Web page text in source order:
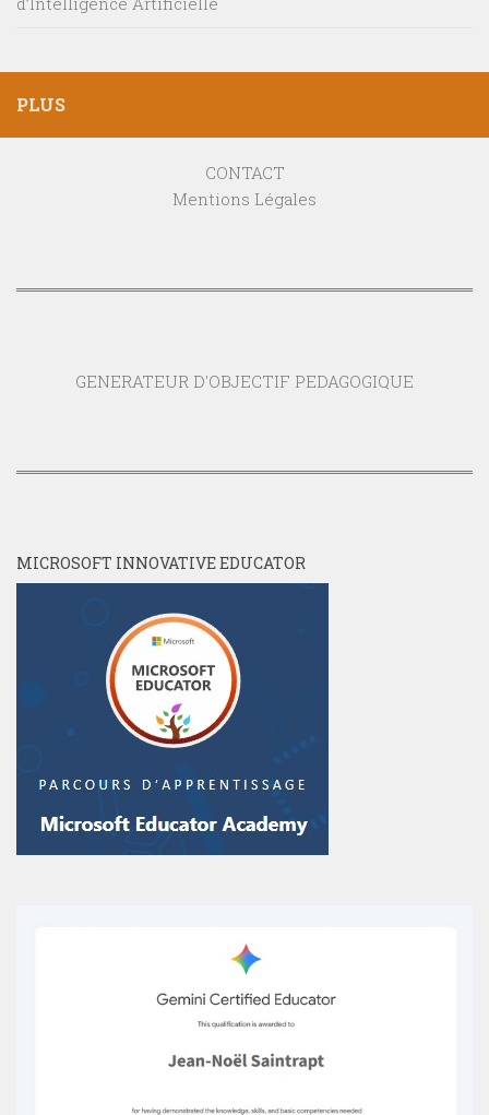
PLUS
CONTACT
Mentions Légales
GENERATEUR D'OBJECTIF PEDAGOGIQUE
MICROSOFT INNOVATIVE EDUCATOR